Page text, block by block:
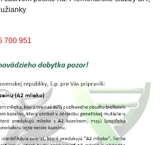
700 951